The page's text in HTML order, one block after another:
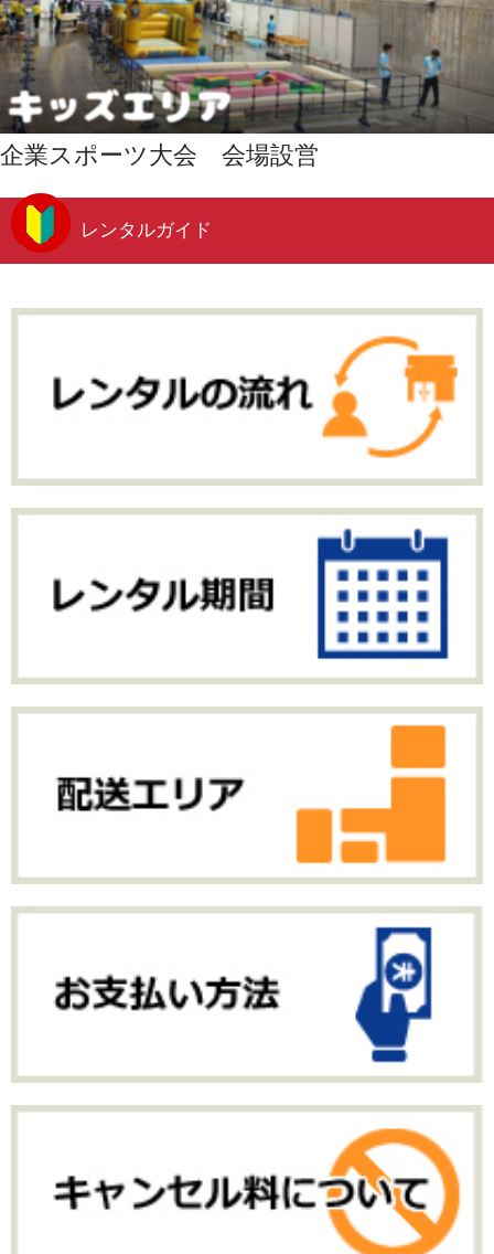
企業スポーツ大会 会場設営
レンタルガイド